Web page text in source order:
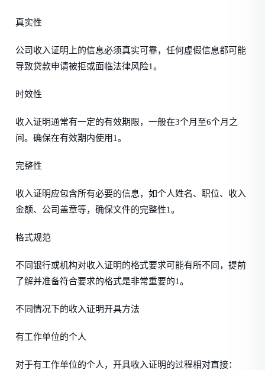
真实性
公司收入证明上的信息必须真实可靠，任何虚假信息都可能
导致贷款申请被拒或面临法律风险1。
时效性
收入证明通常有一定的有效期限，一般在3个月至6个月之
间。确保在有效期内使用1。
完整性
收入证明应包含所有必要的信息，如个人姓名、职位、收入
金额、公司盖章等，确保文件的完整性1。
格式规范
不同银行或机构对收入证明的格式要求可能有所不同，提前
了解并准备符合要求的格式是非常重要的1。
不同情况下的收入证明开具方法
有工作单位的个人
对于有工作单位的个人，开具收入证明的过程相对直接：